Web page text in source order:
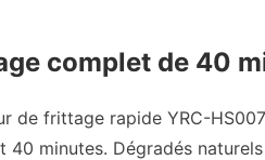
complet de 40
de frittage rapide YRC-
40 minutes. Dégradés